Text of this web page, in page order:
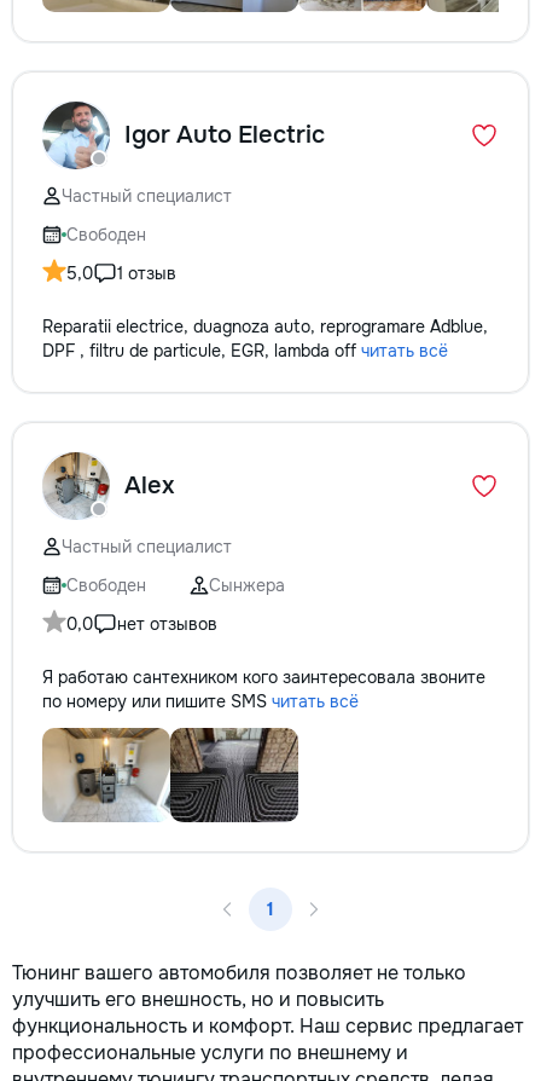
Igor Auto Electric
Частный специалист
Свободен
5,0
1 отзыв
Reparatii electrice, duagnoza auto, reprogramare Adblue,
DPF , filtru de particule, EGR, lambda off читать всё
Alex
Частный специалист
Свободен
Сынжера
0,0
нет отзывов
Я работаю сантехником кого заинтересовала звоните
по номеру или пишите SMS читать всё
1
Тюнинг вашего автомобиля позволяет не только
улучшить его внешность, но и повысить
функциональность и комфорт. Наш сервис предлагает
профессиональные услуги по внешнему и